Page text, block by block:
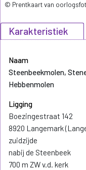
Karakteristiek
Naam
Steenbeekmolen,
Hebbenmolen
Ligging
Boezingestraat 142
8920 Langemark
zuidzijde
nabij de Steenbeek
700 m ZW v.d. kerk
© Prentkaart van